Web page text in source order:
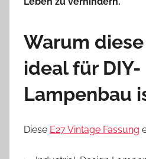
Warum
ideal für DIY-
Lampenbau
Diese E27 Vintage Fassung